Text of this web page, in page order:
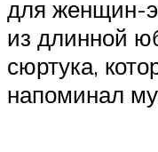
для женщин-
из длинной
сюртука,
напоминал